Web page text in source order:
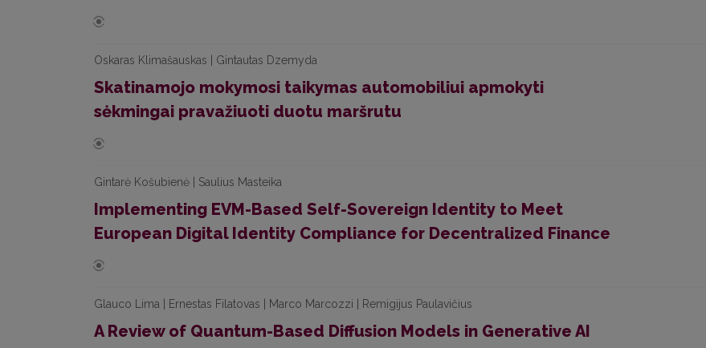
Oskaras Klimašauskas | Gintautas Dzemyda
Skatinamojo mokymosi taikymas automobiliui apmokyti
sėkmingai pravažiuoti duotu maršrutu
Gintarė Košubienė | Saulius Masteika
Implementing EVM-Based Self-Sovereign Identity to Meet
European Digital Identity Compliance for Decentralized Finance
Glauco Lima | Ernestas Filatovas | Marco Marcozzi | Remigijus Paulavičius
A Review of Quantum-Based Diffusion Models in Generative AI